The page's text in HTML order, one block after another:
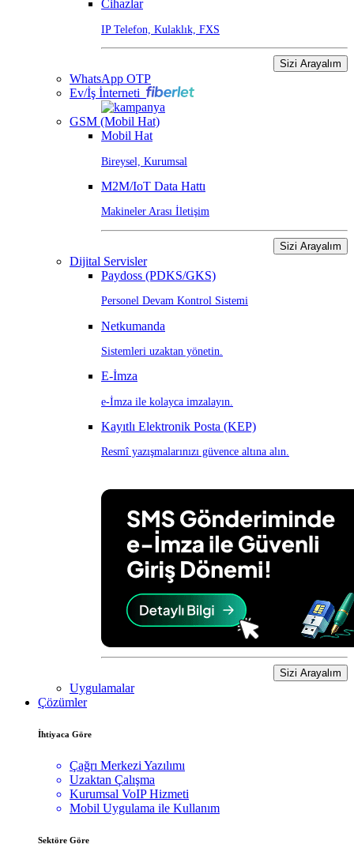
Cihazlar
IP Telefon, Kulaklık, FXS
Sizi Arayalım
WhatsApp OTP
Ev/İş İnterneti
GSM (Mobil Hat)
Mobil Hat
Bireysel, Kurumsal
M2M/IoT Data Hattı
Makineler Arası İletişim
Sizi Arayalım
Dijital Servisler
Paydoss (PDKS/GKS)
Personel Devam Kontrol Sistemi
Netkumanda
Sistemleri uzaktan yönetin.
E-İmza
e-İmza ile kolayca imzalayın.
Kayıtlı Elektronik Posta (KEP)
Resmî yazışmalarınızı güvence altına alın.
Sizi Arayalım
Uygulamalar
Çözümler
İhtiyaca Göre
Çağrı Merkezi Yazılımı
Uzaktan Çalışma
Kurumsal VoIP Hizmeti
Mobil Uygulama ile Kullanım
Sektöre Göre